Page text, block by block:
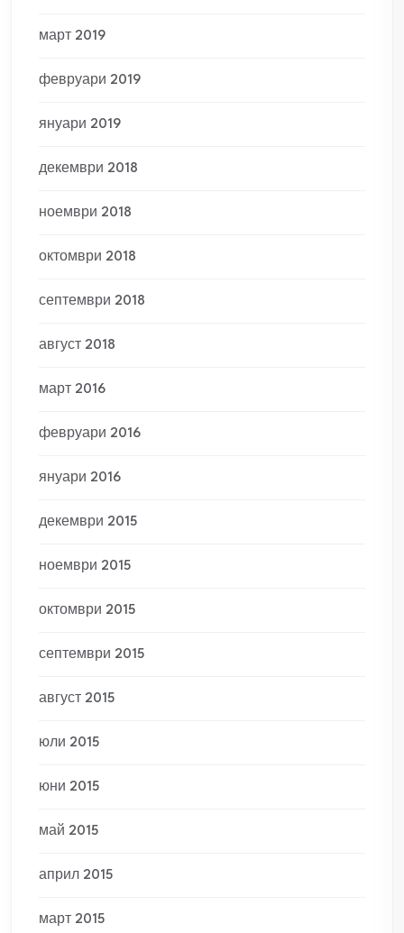
март 2019
февруари 2019
януари 2019
декември 2018
ноември 2018
октомври 2018
септември 2018
август 2018
март 2016
февруари 2016
януари 2016
декември 2015
ноември 2015
октомври 2015
септември 2015
август 2015
юли 2015
юни 2015
май 2015
април 2015
март 2015